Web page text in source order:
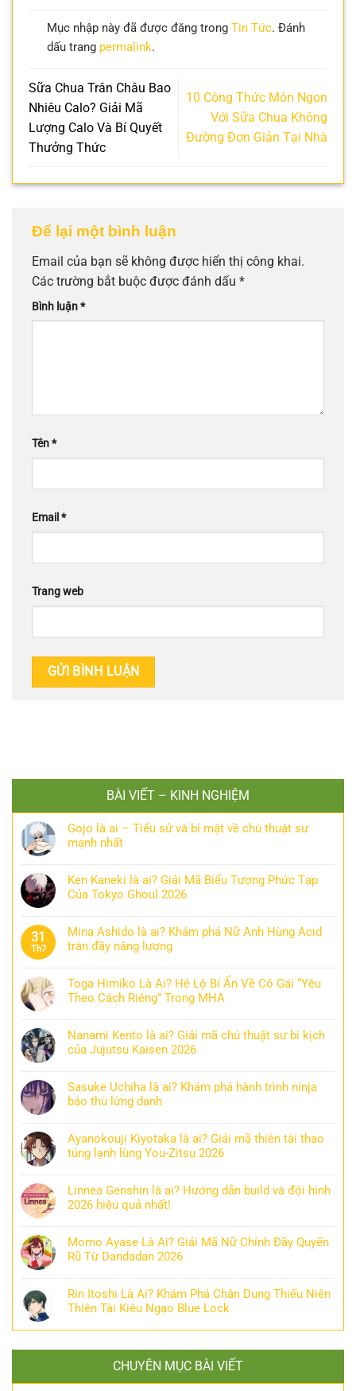
Mục nhập này đã được đăng trong Tin Tức. Đánh
dấu trang permalink.
Sữa Chua Trân Châu Bao
Nhiêu Calo? Giải Mã
Lượng Calo Và Bí Quyết
Thưởng Thức
10 Công Thức Món Ngon
Với Sữa Chua Không
Đường Đơn Giản Tại Nhà
Để lại một bình luận
Email của bạn sẽ không được hiển thị công khai.
Các trường bắt buộc được đánh dấu *
Bình luận*
Tên*
Email *
Trang web
BÀI VIẾT – KINH NGHIỆM
Gojo là ai – Tiểu sử và bí mật về chú thuật sư
mạnh nhất
Ken Kaneki là ai? Giải Mã Biểu Tượng Phức Tạp
Của Tokyo Ghoul 2026
31
Th7
Mina Ashido là ai? Khám phá Nữ Anh Hùng Acid
tràn đầy năng lượng
Toga Himiko Là Ai? Hé Lộ Bí Ẩn Về Cô Gái “Yêu
Theo Cách Riêng” Trong MHA
Nanami Kento là ai? Giải mã chú thuật sư bi kịch
của Jujutsu Kaisen 2026
Sasuke Uchiha là ai? Khám phá hành trình ninja
báo thù lừng danh
Ayanokouji Kiyotaka là ai? Giải mã thiên tài thao
túng lạnh lùng You-Zitsu 2026
Linnea Genshin là ai? Hướng dẫn build và đội hình
2026 hiệu quả nhất!
Momo Ayase Là Ai? Giải Mã Nữ Chính Đầy Quyến
Rũ Từ Dandadan 2026
Rin Itoshi Là Ai? Khám Phá Chân Dung Thiếu Niên
Thiên Tài Kiêu Ngạo Blue Lock
CHUYÊN MỤC BÀI VIẾT